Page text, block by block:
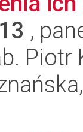
,
Piotr